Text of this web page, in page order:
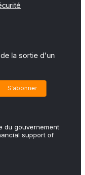
la sortie d'un
du gouvernement
support of